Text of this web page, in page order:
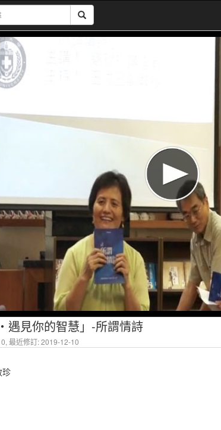
遇見你的智慧」-所謂情詩
最近修訂: 2019-12-10
珍